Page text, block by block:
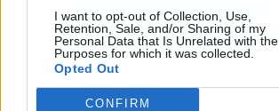
I want to opt-out of Collection, Use,
Retention, Sale, and/or Sharing of my
Personal Data that Is Unrelated with the
Purposes for which it was collected.
Opted Out
CONFIRM